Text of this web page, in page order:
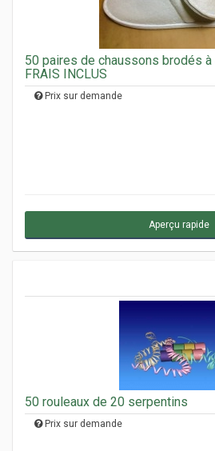
50 paires de chaussons brodés à
FRAIS INCLUS
Prix sur demande
Aperçu rapide
50 rouleaux de 20 serpentins
Prix sur demande